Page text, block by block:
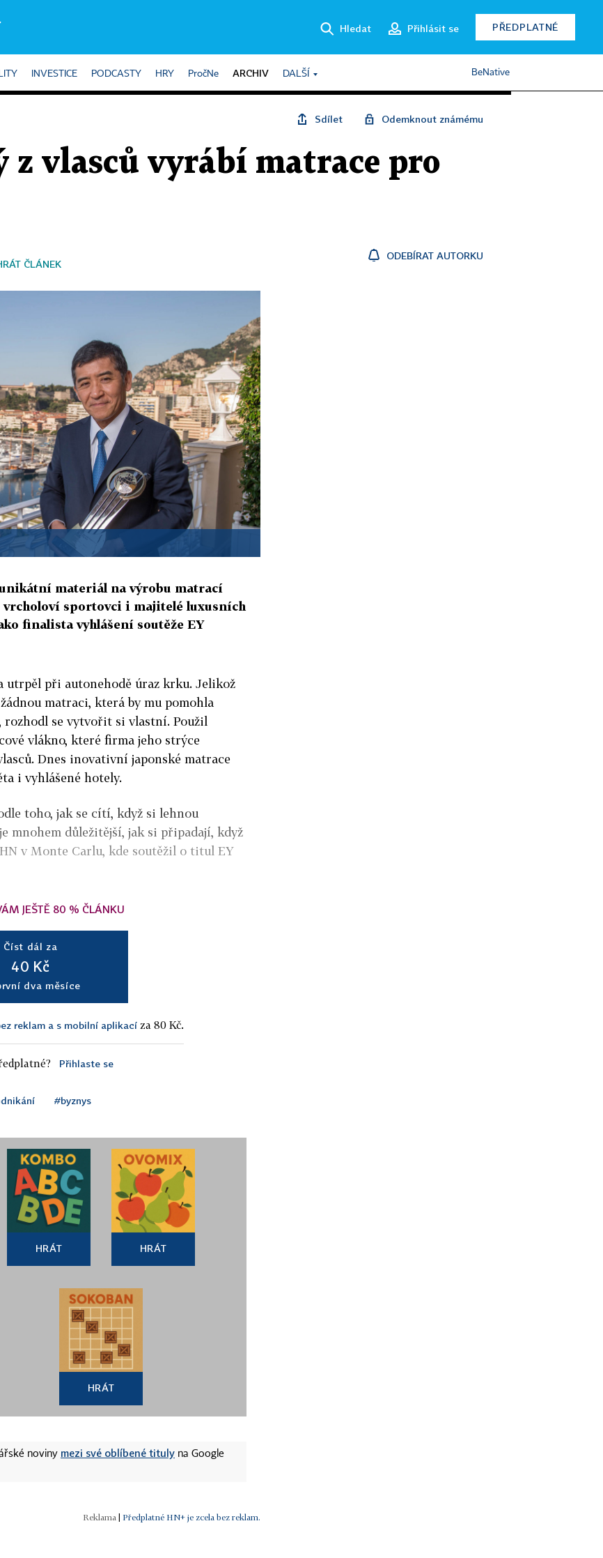
Hledat Přihlásit se PŘEDPLATNÉ
INVESTICE PODCASTY HRY PročNe ARCHIV DALŠÍ BeNative
Sdílet Odemknout známému
z vlasců vyrábí matrace pro
ČLÁNEK
ODEBÍRAT AUTORKU
materiál na výrobu matrací
sportovci i majitelé luxusních
finalista vyhlášení soutěže EY
utrpěl při autonehodě úraz krku. Jelikož
matraci, která by mu pomohla
rozhodl se vytvořit si vlastní. Použil
vlákno, které firma jeho strýce
Dnes inovativní japonské matrace
i vyhlášené hotely.
toho, jak se cítí, když si lehnou
mnohem důležitější, jak si připadají, když
v Monte Carlu, kde soutěžil o titul EY
JEŠTĚ 80 % ČLÁNKU
Číst dál za
40 Kč
dva měsíce
reklam a s mobilní aplikací za 80 Kč.
Přihlaste se
#byznys
HRÁT HRÁT
HRÁT
noviny mezi své oblíbené tituly na Google
Předplatné HN+ je zcela bez reklam.